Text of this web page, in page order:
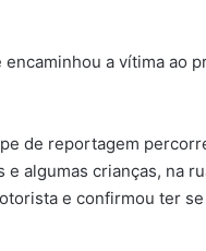
a vítima ao
de reportagem
algumas crianças, na
e confirmou ter se